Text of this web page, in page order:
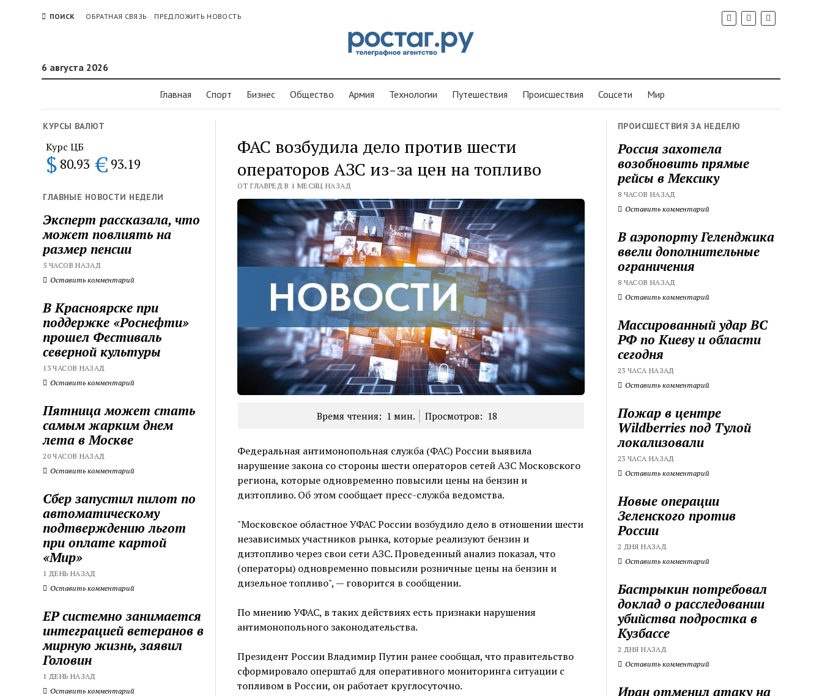
ПОИСК ОБРАТНАЯ СВЯЗЬ ПРЕДЛОЖИТЬ НОВОСТЬ
6 августа 2026
Главная Спорт Бизнес Общество Армия Технологии Путешествия Проиcшествия Соцсети Мир
КУРСЫ ВАЛЮТ
Курс ЦБ
$ 80.93 € 93.19
ГЛАВНЫЕ НОВОСТИ НЕДЕЛИ
Эксперт рассказала, что
может повлиять на
размер пенсии
5 ЧАСОВ НАЗАД
Оставить комментарий
В Красноярске при
поддержке «Роснефти»
прошел Фестиваль
северной культуры
13 ЧАСОВ НАЗАД
Оставить комментарий
Пятница может стать
самым жарким днем
лета в Москве
20 ЧАСОВ НАЗАД
Оставить комментарий
Сбер запустил пилот по
автоматическому
подтверждению льгот
при оплате картой
«Мир»
1 ДЕНЬ НАЗАД
Оставить комментарий
ЕР системно занимается
интеграцией ветеранов в
мирную жизнь, заявил
Головин
1 ДЕНЬ НАЗАД
Оставить комментарий
ФАС возбудила дело против шести
операторов АЗС из-за цен на топливо
ОТ ГЛАВРЕД В 1 МЕСЯЦ НАЗАД
Время чтения: 1 мин. Просмотров: 18
Федеральная антимонопольная служба (ФАС) России выявила
нарушение закона со стороны шести операторов сетей АЗС Московского
региона, которые одновременно повысили цены на бензин и
дизтопливо. Об этом сообщает пресс-служба ведомства.
"Московское областное УФАС России возбудило дело в отношении шести
независимых участников рынка, которые реализуют бензин и
дизтопливо через свои сети АЗС. Проведенный анализ показал, что
(операторы) одновременно повысили розничные цены на бензин и
дизельное топливо", — говорится в сообщении.
По мнению УФАС, в таких действиях есть признаки нарушения
антимонопольного законодательства.
Президент России Владимир Путин ранее сообщал, что правительство
сформировало оперштаб для оперативного мониторинга ситуации с
топливом в России, он работает круглосуточно.
ПРОИСШЕСТВИЯ ЗА НЕДЕЛЮ
Россия захотела
возобновить прямые
рейсы в Мексику
8 ЧАСОВ НАЗАД
Оставить комментарий
В аэропорту Геленджика
ввели дополнительные
ограничения
8 ЧАСОВ НАЗАД
Оставить комментарий
Массированный удар ВС
РФ по Киеву и области
сегодня
23 ЧАСА НАЗАД
Оставить комментарий
Пожар в центре
Wildberries под Тулой
локализовали
23 ЧАСА НАЗАД
Оставить комментарий
Новые операции
Зеленского против
России
2 ДНЯ НАЗАД
Оставить комментарий
Бастрыкин потребовал
доклад о расследовании
убийства подростка в
Кузбассе
2 ДНЯ НАЗАД
Оставить комментарий
Иран отменил атаку на